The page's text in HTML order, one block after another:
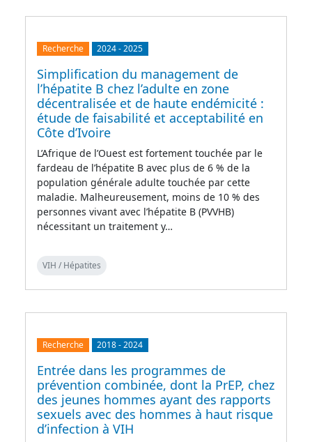
Recherche 2024-2025
Simplification du management de
l’hépatite B chez l’adulte en zone
décentralisée et de haute endémicité :
étude de faisabilité et acceptabilité en
Côte d’Ivoire
L’Afrique de l’Ouest est fortement touchée par le
fardeau de l’hépatite B avec plus de 6 % de la
population générale adulte touchée par cette
maladie. Malheureusement, moins de 10 % des
personnes vivant avec l’hépatite B (PVVHB)
nécessitant un traitement y…
VIH / Hépatites
Recherche 2018-2024
Entrée dans les programmes de
prévention combinée, dont la PrEP, chez
des jeunes hommes ayant des rapports
sexuels avec des hommes à haut risque
d’infection à VIH